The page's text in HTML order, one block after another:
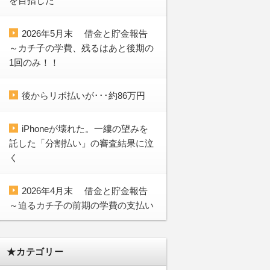
2026年5月末 借金と貯金報告
～カチ子の学費、残るはあと後期の
1回のみ！！
後からリボ払いが･･･約86万円
iPhoneが壊れた。一縷の望みを
託した「分割払い」の審査結果に泣
く
2026年4月末 借金と貯金報告
～迫るカチ子の前期の学費の支払い
★カテゴリー